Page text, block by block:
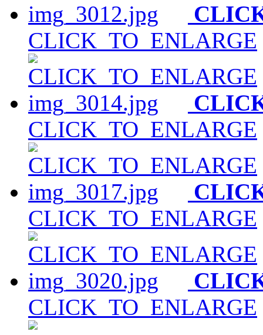
CLICK_TO_ENLARGE
CLICK_TO_ENLARGE
CLICK_TO_ENLARGE
CLICK_TO_ENLARGE